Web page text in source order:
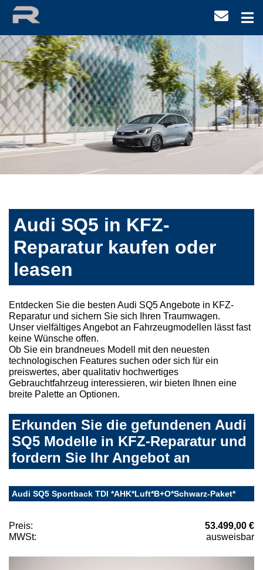
Audi SQ5 in KFZ-
Reparatur kaufen oder
leasen
Entdecken Sie die besten Audi SQ5 Angebote in KFZ-
Reparatur und sichern Sie sich Ihren Traumwagen.
Unser vielfältiges Angebot an Fahrzeugmodellen lässt fast
keine Wünsche offen.
Ob Sie ein brandneues Modell mit den neuesten
technologischen Features suchen oder sich für ein
preiswertes, aber qualitativ hochwertiges
Gebrauchtfahrzeug interessieren, wir bieten Ihnen eine
breite Palette an Optionen.
Erkunden Sie die gefundenen Audi
SQ5 Modelle in KFZ-Reparatur und
fordern Sie Ihr Angebot an
Audi SQ5 Sportback TDI *AHK*Luft*B+O*Schwarz-Paket*
Preis:
53.499,00 €
MWSt:
ausweisbar